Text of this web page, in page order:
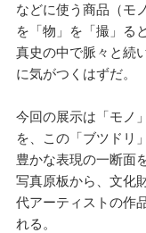
などに使う商品（モ
を「物」を「撮」る
真史の中で脈々と続
に気がつくはずだ。
今回の展示は「モノ
を、この「ブツドリ
豊かな表現の一断面
写真原板から、文化
代アーティストの作
れる。